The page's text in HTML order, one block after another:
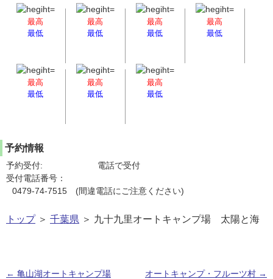
最高
最低
最高
最低
最高
最低
最高
最低
最高
最低
最高
最低
最高
最低
予約情報
予約受付:
電話で受付
受付電話番号：
0479-74-7515 (間違電話にご注意ください)
トップ＞ 千葉県 ＞ 九十九里オートキャンプ場 太陽と海
← 亀山湖オートキャンプ場 オートキャンプ・フルーツ村 →